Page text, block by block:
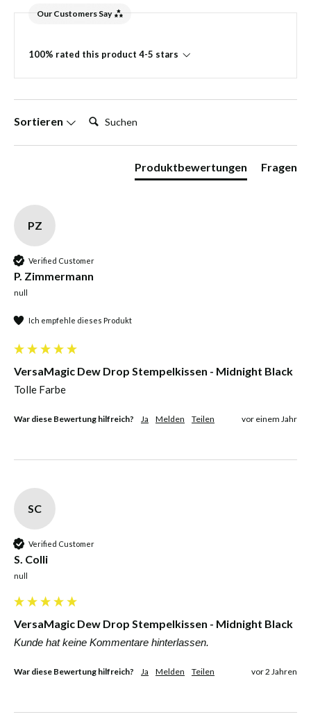
Our Customers Say
100% rated this product 4-5 stars
Sortieren
Suchen:
Produktbewertungen Fragen
PZ
Verified Customer
P. Zimmermann
null
Ich empfehle dieses Produkt
VersaMagic Dew Drop Stempelkissen - Midnight Black
Tolle Farbe
War diese Bewertung hilfreich? Ja Melden Teilen vor einem Jahr
SC
Verified Customer
S. Colli
null
VersaMagic Dew Drop Stempelkissen - Midnight Black
Kunde hat keine Kommentare hinterlassen.
War diese Bewertung hilfreich? Ja Melden Teilen vor 2 Jahren